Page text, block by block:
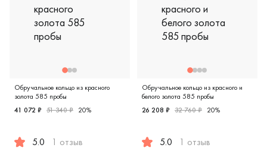
Обручальное кольцо из красного
золота 585 пробы
41 072 ₽ 51 340 ₽ 20%
5.0 1 отзыв
Обручальное кольцо из красного и
белого золота 585 пробы
26 208 ₽ 32 760 ₽ 20%
5.0 1 отзыв